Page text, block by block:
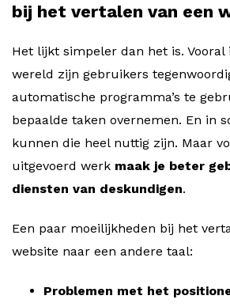
bij het vertalen van een
Het lijkt simpeler dan het is. Vooral
wereld zijn gebruikers
automatische programma’s te
bepaalde taken overnemen. En in
kunnen die heel nuttig zijn. Maar
uitgevoerd werk maak je beter
diensten van deskundigen.
Een paar moeilijkheden bij het
website naar een andere taal:
Problemen met het